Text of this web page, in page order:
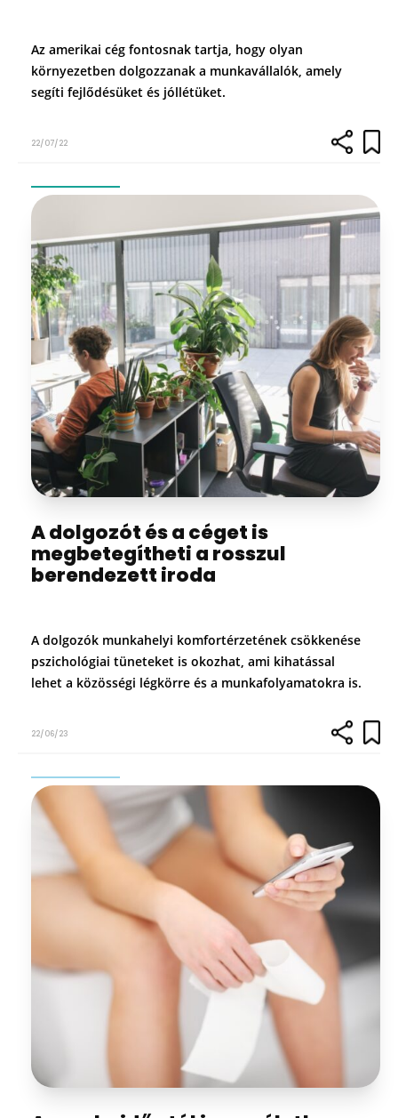
Az amerikai cég fontosnak tartja, hogy olyan
környezetben dolgozzanak a munkavállalók, amely
segíti fejlődésüket és jóllétüket.
22/07/22
A dolgozót és a céget is
megbetegítheti a rosszul
berendezett iroda
A dolgozók munkahelyi komfortérzetének csökkenése
pszichológiai tüneteket is okozhat, ami kihatással
lehet a közösségi légkörre és a munkafolyamatokra is.
22/06/23